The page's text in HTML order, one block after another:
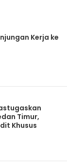
Kerja ke
Timur,
Khusus